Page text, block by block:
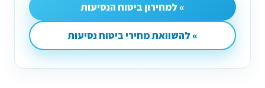
» למחירון ביטוח הנסיעות
» להשוואת מחירי ביטוח נסיעות